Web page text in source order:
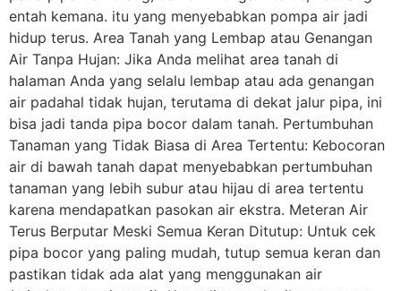
entah kemana. itu yang menyebabkan pompa air jadi
hidup terus. Area Tanah yang Lembap atau Genangan
Air Tanpa Hujan: Jika Anda melihat area tanah di
halaman Anda yang selalu lembap atau ada genangan
air padahal tidak hujan, terutama di dekat jalur pipa, ini
bisa jadi tanda pipa bocor dalam tanah. Pertumbuhan
Tanaman yang Tidak Biasa di Area Tertentu: Kebocoran
air di bawah tanah dapat menyebabkan pertumbuhan
tanaman yang lebih subur atau hijau di area tertentu
karena mendapatkan pasokan air ekstra. Meteran Air
Terus Berputar Meski Semua Keran Ditutup: Untuk cek
pipa bocor yang paling mudah, tutup semua keran dan
pastikan tidak ada alat yang menggunakan air